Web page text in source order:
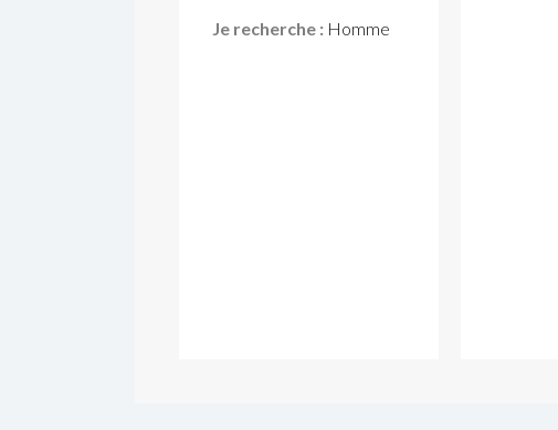
Je recherche : Homme